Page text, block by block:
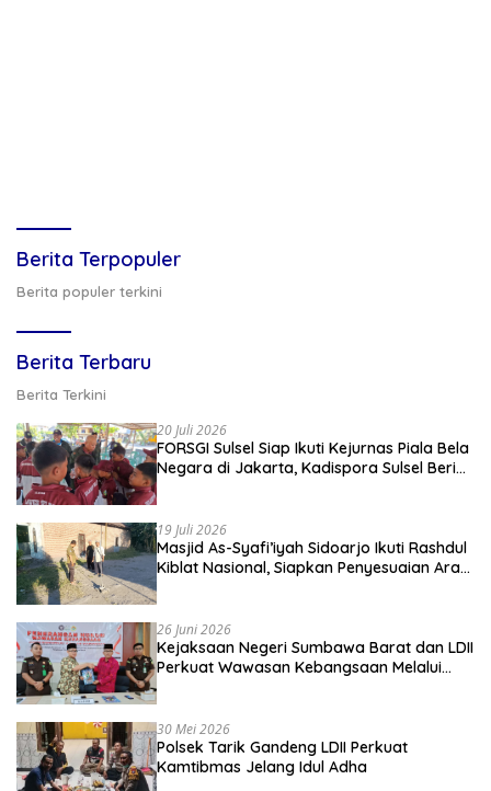
Berita Terpopuler
Berita populer terkini
Berita Terbaru
Berita Terkini
20 Juli 2026
FORSGI Sulsel Siap Ikuti Kejurnas Piala Bela
Negara di Jakarta, Kadispora Sulsel Beri
19 Juli 2026
Masjid As-Syafi’iyah Sidoarjo Ikuti Rashdul
Kiblat Nasional, Siapkan Penyesuaian Arah
26 Juni 2026
Kejaksaan Negeri Sumbawa Barat dan LDII
Perkuat Wawasan Kebangsaan Melalui
30 Mei 2026
Polsek Tarik Gandeng LDII Perkuat
Kamtibmas Jelang Idul Adha